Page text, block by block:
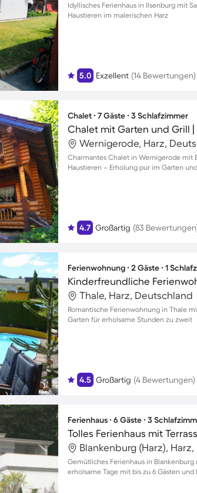
Idyllisches Ferienhaus in Ilsenburg mit
Haustieren im malerischen Harz
5.0 Exzellent (14 Bewertungen)
Chalet ∙ 7 Gäste ∙ 3 Schlafzimmer
Chalet mit Garten und Grill |
Wernigerode, Harz,
Charmantes Chalet in Wernigerode mit
Haustieren – Erholung pur im Garten
4.7 Großartig (83
Ferienwohnung ∙ 2 Gäste ∙ 1
Thale, Harz, Deutschland
Romantische Ferienwohnung in Thale
Garten für erholsame Stunden zu zweit
4.5 Großartig (4 Bewertungen)
Ferienhaus ∙ 6 Gäste ∙ 3
Blankenburg (Harz),
Gemütliches Ferienhaus in
erholsame Tage mit bis zu 6 Gästen und